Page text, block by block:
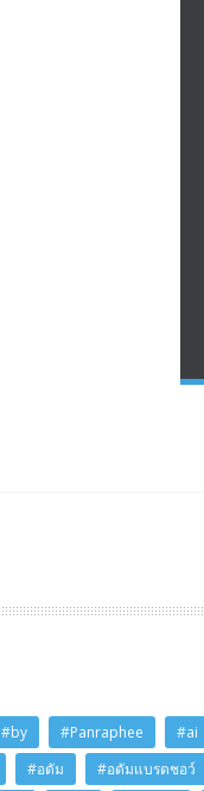
#by #Panraphee #ai
#อดัม #อดัมแบรดชอว์